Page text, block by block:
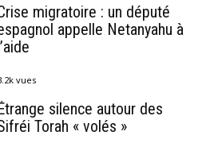
migratoire : un député
appelle Netanyahu à
vues
silence autour des
Torah « volés »